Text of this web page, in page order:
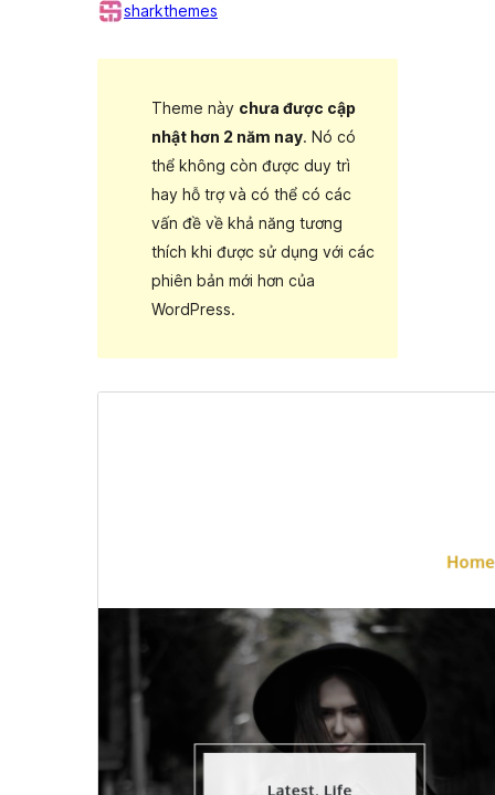
sharkthemes
Theme này chưa được cập
nhật hơn 2 năm nay. Nó có
thể không còn được duy trì
hay hỗ trợ và có thể có các
vấn đề về khả năng tương
thích khi được sử dụng với các
phiên bản mới hơn của
WordPress.